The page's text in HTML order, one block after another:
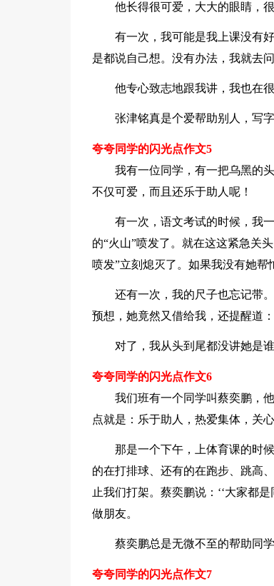
他长得很可爱，大大的眼睛，
有一次，我可能是我上课没有
是都说自己想。没有办法，我就去
他专心致志地跟我讲，我也在
张津铭真是个爱帮助别人，写
夸夸同学的闪光点作文5
我有一位同学，有一把乌黑的
不仅可爱，而且还乐于助人呢！
有一次，语文考试的时候，我
的“火山”喷发了。就在这这紧急关
喷发”立刻熄灭了。如果我没有她帮
还有一次，我的尺子也忘记带
预想，她竟然又借给我，还提醒道
对了，我从头到尾都没讲她是
夸夸同学的闪光点作文6
我们班有一个同学叫蔡奕鹏，
点就是：乐于助人，热爱集体，关
那是一个下午，上体育课的时
的在打排球、还有的在跑步、跳高
止我们打架。蔡奕鹏说：‘‘大家都
做朋友。
蔡奕鹏总是无微不至的帮助同
夸夸同学的闪光点作文7